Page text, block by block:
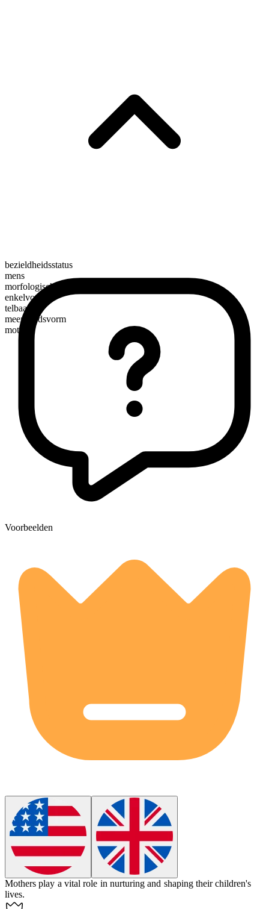
bezieldheidsstatus
mens
morfologische samenstelling
enkelvoudig
telbaar
meervoudsvorm
mothers
Voorbeelden
Mothers play a vital role in nurturing and shaping their children's
lives.